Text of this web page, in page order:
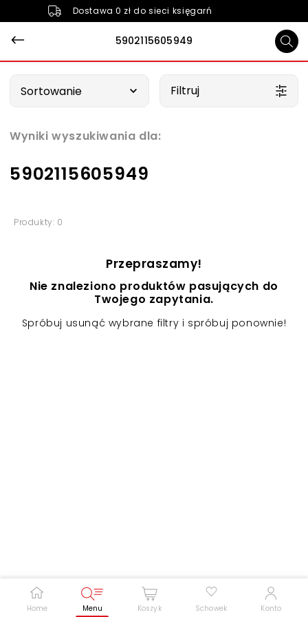
Dostawa 0 zł do sieci księgarń
5902115605949
Home Menu Koszyk Schowek Konto
Wyniki wyszukiwania dla:
5902115605949
Sortowanie Filtruj
Produkty: 0
Przepraszamy!
Nie znaleziono produktów pasujących do
Twojego zapytania.
Spróbuj usunąć wybrane filtry i spróbuj ponownie!
Podkreślenie linków